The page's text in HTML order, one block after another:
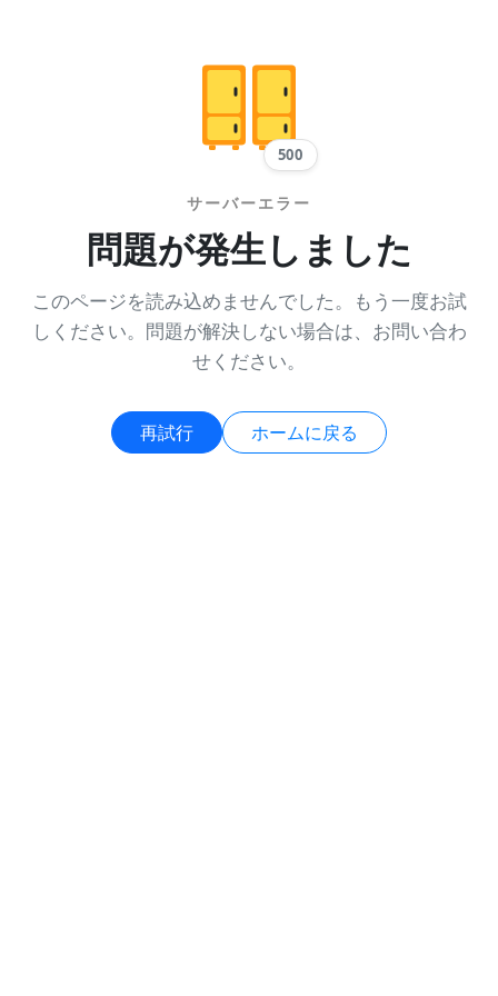
500
サーバーエラー
問題が発生しました
このページを読み込めませんでした。もう一度お試
しください。問題が解決しない場合は、お問い合わ
せください。
再試行 ホームに戻る